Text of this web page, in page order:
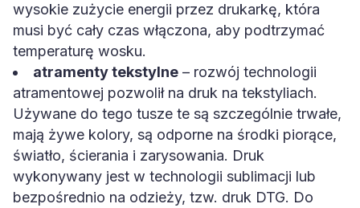
wysokie zużycie energii przez drukarkę, która
musi być cały czas włączona, aby podtrzymać
temperaturę wosku.
atramenty tekstylne – rozwój technologii
atramentowej pozwolił na druk na tekstyliach.
Używane do tego tusze te są szczególnie trwałe,
mają żywe kolory, są odporne na środki piorące,
światło, ścierania i zarysowania. Druk
wykonywany jest w technologii sublimacji lub
bezpośrednio na odzieży, tzw. druk DTG. Do